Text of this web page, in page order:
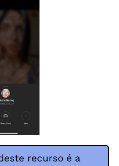
recurso é a